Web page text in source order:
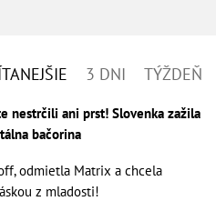
3 DNI TÝŽDEŇ
nestrčili ani prst! Slovenka zažila
bačorina
odmietla Matrix a chcela
z mladosti!